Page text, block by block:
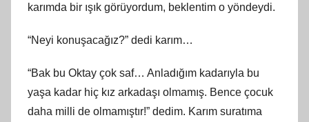
karımda bir ışık görüyordum, beklentim o yöndeydi.
“Neyi konuşacağız?” dedi karım…
“Bak bu Oktay çok saf… Anladığım kadarıyla bu
yaşa kadar hiç kız arkadaşı olmamış. Bence çocuk
daha milli de olmamıştır!” dedim. Karım suratıma